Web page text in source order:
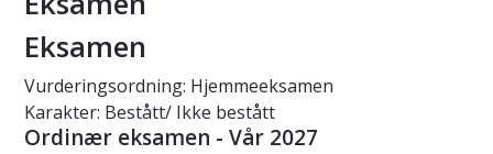
Eksamen
Vurderingsordning: Hjemmeeksamen
Karakter: Bestått/ Ikke bestått
Ordinær eksamen - Vår 2027